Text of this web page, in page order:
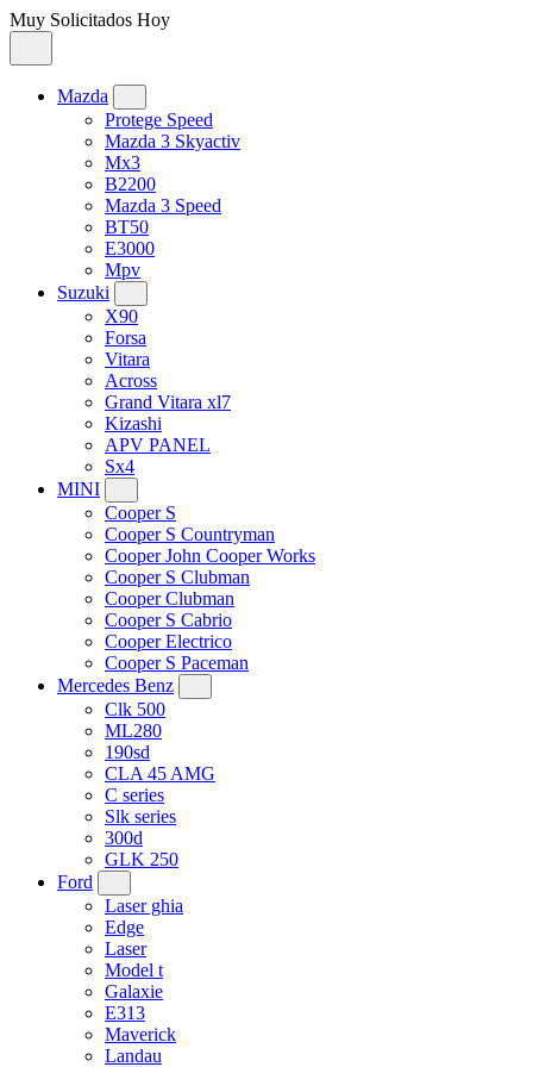
Muy Solicitados Hoy
Mazda
Protege Speed
Mazda 3 Skyactiv
Mx3
B2200
Mazda 3 Speed
BT50
E3000
Mpv
Suzuki
X90
Forsa
Vitara
Across
Grand Vitara xl7
Kizashi
APV PANEL
Sx4
MINI
Cooper S
Cooper S Countryman
Cooper John Cooper Works
Cooper S Clubman
Cooper Clubman
Cooper S Cabrio
Cooper Electrico
Cooper S Paceman
Mercedes Benz
Clk 500
ML280
190sd
CLA 45 AMG
C series
Slk series
300d
GLK 250
Ford
Laser ghia
Edge
Laser
Model t
Galaxie
E313
Maverick
Landau